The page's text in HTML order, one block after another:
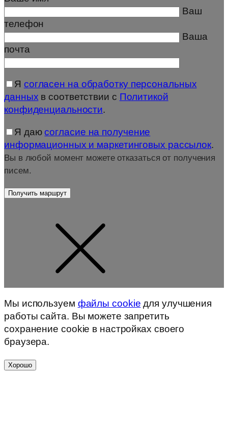
Ваш
телефон
Ваша
почта
Я согласен на обработку персональных
данных в соответствии с Политикой
конфиденциальности.
Я даю согласие на получение
информационных и маркетинговых рассылок.
Вы в любой момент можете отказаться от получения
писем.
Мы используем файлы cookie для улучшения
работы сайта. Вы можете запретить
сохранение cookie в настройках своего
браузера.
Хорошо